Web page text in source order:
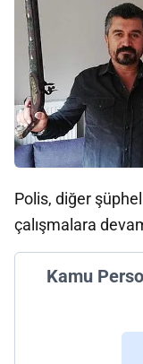
Polis, diğer
çalışmalara
Kamu